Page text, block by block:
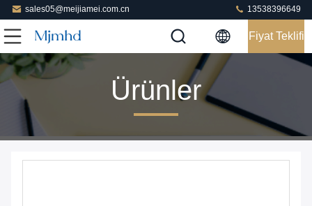
sales05@meijiamei.com.cn 13538396649
Fiyat Teklifi
Ürünler